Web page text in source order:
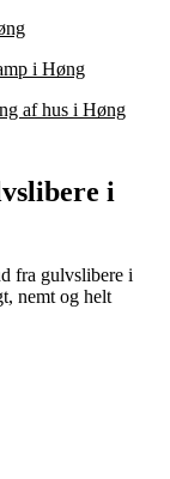
i Høng
af hus i Høng
i
fra gulvslibere i
nemt og helt